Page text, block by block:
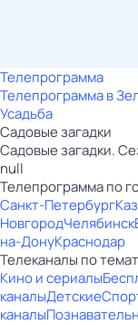
Телепрограмма
Телепрограмма в
Усадьба
Садовые загадки
Садовые загадки.
null
Телепрограмма по
Санкт-Петербург
НовгородЧелябинск
на-ДонуКраснодар
Телеканалы по
Кино и сериалы
каналыДетские
каналы